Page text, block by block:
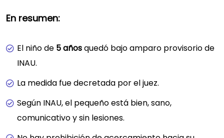
En resumen:
El niño de 5 añosquedó bajo amparo provisorio de
INAU.
La medida fue decretada por el juez.
Según INAU, el pequeño está bien, sano,
comunicativo y sin lesiones.